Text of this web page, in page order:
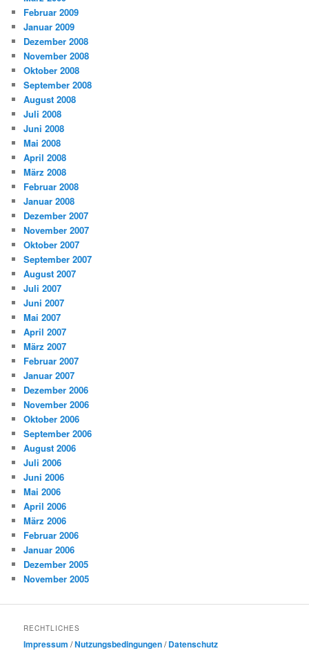
Februar 2009
Januar 2009
Dezember 2008
November 2008
Oktober 2008
September 2008
August 2008
Juli 2008
Juni 2008
Mai 2008
April 2008
März 2008
Februar 2008
Januar 2008
Dezember 2007
November 2007
Oktober 2007
September 2007
August 2007
Juli 2007
Juni 2007
Mai 2007
April 2007
März 2007
Februar 2007
Januar 2007
Dezember 2006
November 2006
Oktober 2006
September 2006
August 2006
Juli 2006
Juni 2006
Mai 2006
April 2006
März 2006
Februar 2006
Januar 2006
Dezember 2005
November 2005
RECHTLICHES
Impressum /Nutzungsbedingungen/Datenschutz